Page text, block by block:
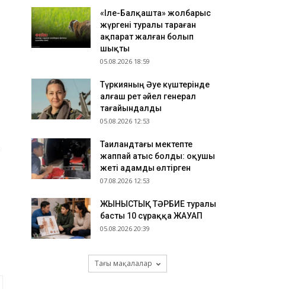
Астанадан Омбыға әуе рейстері уақытша
тоқтатылды
07.08.2026 17:41
​Танымал курорттағы қорық қызметкерін
«Іле-Балқашта» жолбарыс
жүргені туралы тараған
ақпарат жалған болып
шықты
05.08.2026 18:59
Түркияның Әуе күштерінде
алғаш рет әйел генерал
тағайындалды
05.08.2026 12:53
Таиландтағы мектепте
жаппай атыс болды: оқушы
жеті адамды өлтірген
07.08.2026 12:53
ЖЫНЫСТЫҚ ТӘРБИЕ туралы
басты 10 сұраққа ЖАУАП
05.08.2026 20:39
Тағы мақалалар